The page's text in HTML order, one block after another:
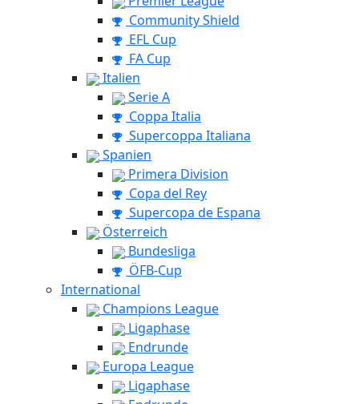
Community Shield
EFL Cup
FA Cup
Italien
Serie A
Coppa Italia
Supercoppa Italiana
Spanien
Primera Division
Copa del Rey
Supercopa de Espana
Österreich
Bundesliga
ÖFB-Cup
International
Champions League
Ligaphase
Endrunde
Europa League
Ligaphase